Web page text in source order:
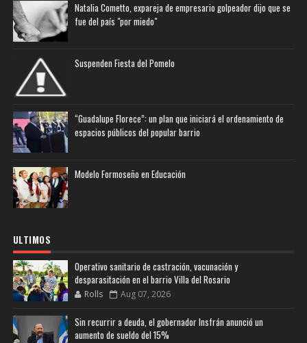
Natalia Cometto, expareja de empresario golpeador dijo que se
fue del país "por miedo"
Suspenden Fiesta del Pomelo
“Guadalupe Florece”: un plan que iniciará el ordenamiento de
espacios públicos del popular barrio
Modelo Formoseño en Educación
ULTIMOS
Operativo sanitario de castración, vacunación y
desparasitación en el barrio Villa del Rosario
Rolls Aug 07, 2026
Sin recurrir a deuda, el gobernador Insfrán anunció un
aumento de sueldo del 15%